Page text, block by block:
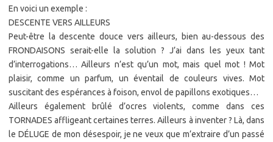
En voici un exemple :
DESCENTE VERS AILLEURS
Peut-être la descente douce vers ailleurs, bien au-dessous des
FRONDAISONS serait-elle la solution ? J’ai dans les yeux tant
d’interrogations… Ailleurs n’est qu’un mot, mais quel mot ! Mot
plaisir, comme un parfum, un éventail de couleurs vives. Mot
suscitant des espérances à foison, envol de papillons exotiques…
Ailleurs également brûlé d’ocres violents, comme dans ces
TORNADES affligeant certaines terres. Ailleurs à inventer ? Là, dans
le DÉLUGE de mon désespoir, je ne veux que m’extraire d’un passé